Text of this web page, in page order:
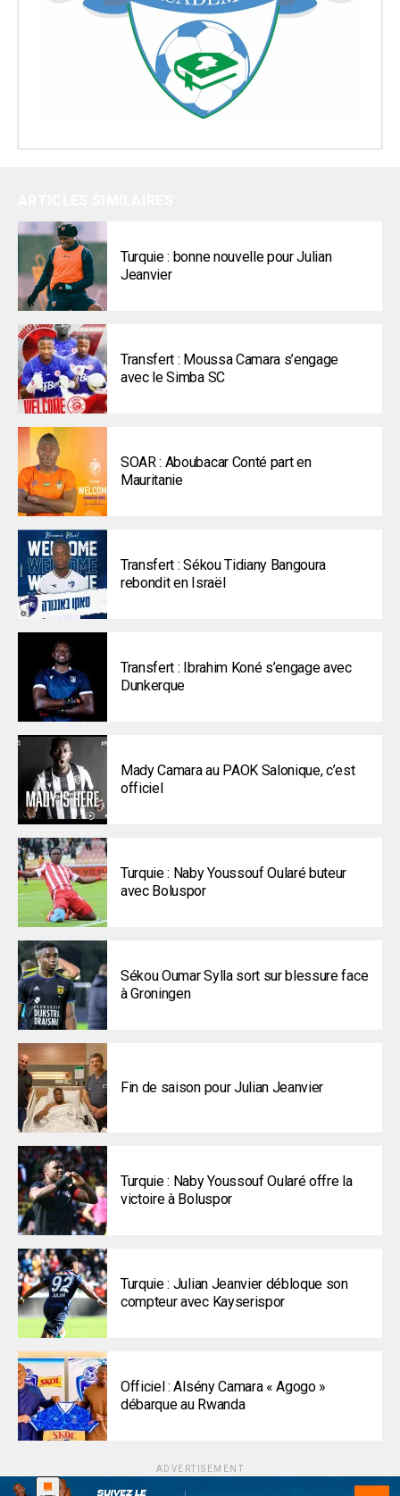
Turquie : bonne nouvelle pour Julian
Jeanvier
Transfert : Moussa Camara s’engage
avec le Simba SC
SOAR : Aboubacar Conté part en
Mauritanie
Transfert : Sékou Tidiany Bangoura
rebondit en Israël
Transfert : Ibrahim Koné s’engage avec
Dunkerque
Mady Camara au PAOK Salonique, c’est
officiel
Turquie : Naby Youssouf Oularé buteur
avec Boluspor
Sékou Oumar Sylla sort sur blessure face
à Groningen
Fin de saison pour Julian Jeanvier
Turquie : Naby Youssouf Oularé offre la
victoire à Boluspor
Turquie : Julian Jeanvier débloque son
compteur avec Kayserispor
Officiel : Alsény Camara « Agogo »
débarque au Rwanda
ADVERTISEMENT